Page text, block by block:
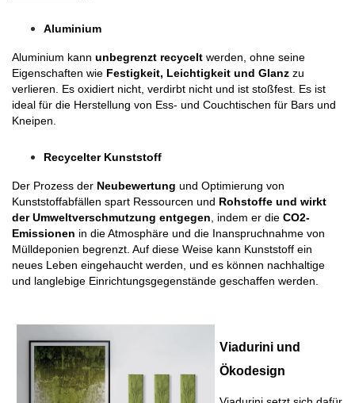
Aluminium
Aluminium kann unbegrenzt recycelt werden, ohne seine
Eigenschaften wie Festigkeit, Leichtigkeit und Glanz zu
verlieren. Es oxidiert nicht, verdirbt nicht und ist stoßfest. Es ist
ideal für die Herstellung von Ess- und Couchtischen für Bars und
Kneipen.
Recycelter Kunststoff
Der Prozess der Neubewertung und Optimierung von
Kunststoffabfällen spart Ressourcen und Rohstoffe und wirkt
der Umweltverschmutzung entgegen , indem er die CO2-
Emissionen in die Atmosphäre und die Inanspruchnahme von
Mülldeponien begrenzt. Auf diese Weise kann Kunststoff ein
neues Leben eingehaucht werden, und es können nachhaltige
und langlebige Einrichtungsgegenstände geschaffen werden.
Viadurini und
Ökodesign